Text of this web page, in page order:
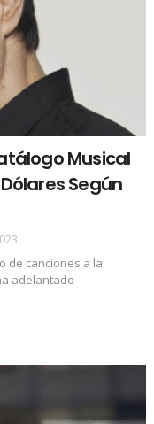
Musical
Según
de canciones a la
adelantado